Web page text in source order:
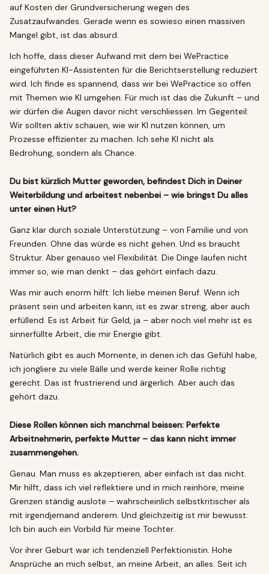
auf Kosten der Grundversicherung wegen des
Zusatzaufwandes. Gerade wenn es sowieso einen massiven
Mangel gibt, ist das absurd.
Ich hoffe, dass dieser Aufwand mit dem bei WePractice
eingeführten KI-Assistenten für die Berichtserstellung reduziert
wird. Ich finde es spannend, dass wir bei WePractice so offen
mit Themen wie KI umgehen. Für mich ist das die Zukunft – und
wir dürfen die Augen davor nicht verschliessen. Im Gegenteil:
Wir sollten aktiv schauen, wie wir KI nutzen können, um
Prozesse effizienter zu machen. Ich sehe KI nicht als
Bedrohung, sondern als Chance.
Du bist kürzlich Mutter geworden, befindest Dich in Deiner
Weiterbildung und arbeitest nebenbei – wie bringst Du alles
unter einen Hut?
Ganz klar durch soziale Unterstützung – von Familie und von
Freunden. Ohne das würde es nicht gehen. Und es braucht
Struktur. Aber genauso viel Flexibilität. Die Dinge laufen nicht
immer so, wie man denkt – das gehört einfach dazu.
Was mir auch enorm hilft: Ich liebe meinen Beruf. Wenn ich
präsent sein und arbeiten kann, ist es zwar streng, aber auch
erfüllend. Es ist Arbeit für Geld, ja – aber noch viel mehr ist es
sinnerfüllte Arbeit, die mir Energie gibt.
Natürlich gibt es auch Momente, in denen ich das Gefühl habe,
ich jongliere zu viele Bälle und werde keiner Rolle richtig
gerecht. Das ist frustrierend und ärgerlich. Aber auch das
gehört dazu.
Diese Rollen können sich manchmal beissen: Perfekte
Arbeitnehmerin, perfekte Mutter – das kann nicht immer
zusammengehen.
Genau. Man muss es akzeptieren, aber einfach ist das nicht.
Mir hilft, dass ich viel reflektiere und in mich reinhöre, meine
Grenzen ständig auslote – wahrscheinlich selbstkritischer als
mit irgendjemand anderem. Und gleichzeitig ist mir bewusst:
Ich bin auch ein Vorbild für meine Tochter.
Vor ihrer Geburt war ich tendenziell Perfektionistin. Hohe
Ansprüche an mich selbst, an meine Arbeit, an alles. Seit ich